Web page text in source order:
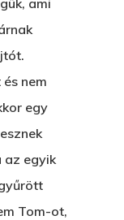
ami
nem
egy
az egyik
Tom-ot,